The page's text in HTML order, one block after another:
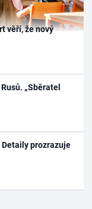
věří, že nový
„Sběratel
prozrazuje